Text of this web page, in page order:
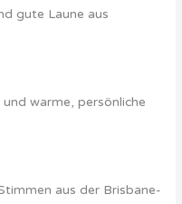
gute Laune aus
warme, persönliche
aus der Brisbane-